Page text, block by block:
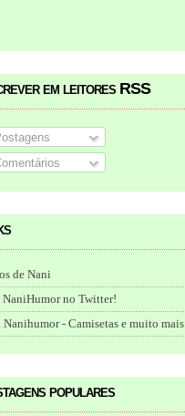
em leitores RSS
de Nani
NaniHumor no Twitter!
- Camisetas e muito mais
populares